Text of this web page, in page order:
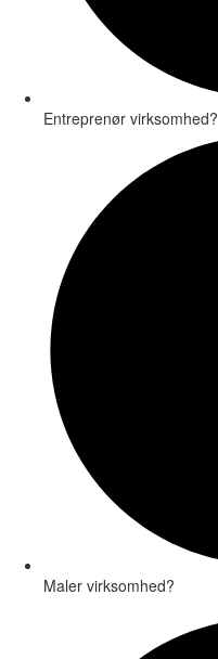
Entreprenør virksomhed?
Maler virksomhed?